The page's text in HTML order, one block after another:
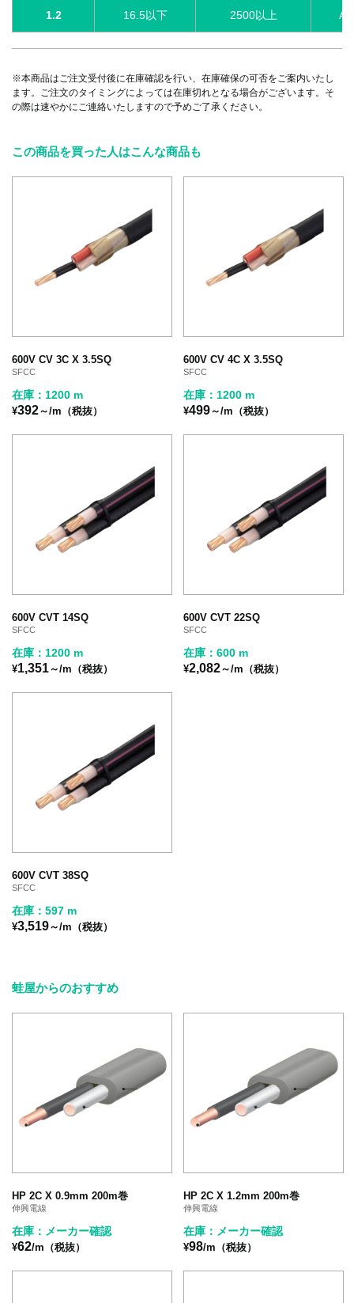
1.2 16.5以下 2500以上
※本商品はご注文受付後に在庫確認を行い、在庫確保の可否をご案内いたし
ます。ご注文のタイミングによっては在庫切れとなる場合がございます。そ
の際は速やかにご連絡いたしますので予めご了承ください。
この商品を買った人はこんな商品も
600V CV 3C X 3.5SQ
SFCC
在庫：1200 m
¥392～/m（税抜）
600V CV 4C X 3.5SQ
SFCC
在庫：1200 m
¥499～/m（税抜）
600V CVT 14SQ
SFCC
在庫：1200 m
¥1,351～/m（税抜）
600V CVT 22SQ
SFCC
在庫：600 m
¥2,082～/m（税抜）
600V CVT 38SQ
SFCC
在庫：597 m
¥3,519～/m（税抜）
蛙屋からのおすすめ
HP 2C X 0.9mm 200m巻
伸興電線
在庫：メーカー確認
¥62/m（税抜）
HP 2C X 1.2mm 200m巻
伸興電線
在庫：メーカー確認
¥98/m（税抜）